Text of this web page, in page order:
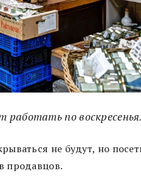
по
не будут, но
продавцов.